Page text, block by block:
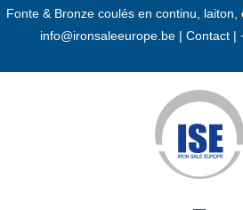
Fonte & Bronze coulés en continu, laiton,
info@ironsaleeurope.be| Contact |